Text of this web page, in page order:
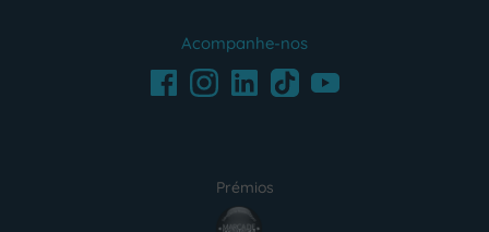
Acompanhe-nos
FacebookInstagramLinkedInTikTokYoutube
Prémios
award4